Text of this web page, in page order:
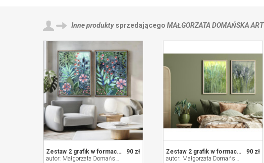
Inne produktysprzedającego MAŁGORZATA DOMAŃSKA ART
90 zł
Zestaw 2 grafik w formacie A3
autor: Małgorzata Domańska ART
90 zł
Zestaw 2 grafik w formacie A3
autor: Małgorzata Domańska ART